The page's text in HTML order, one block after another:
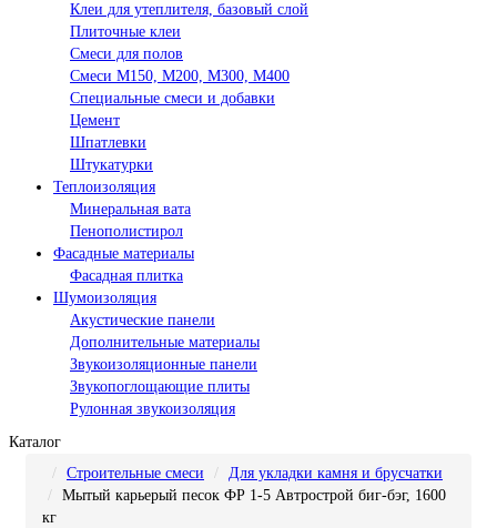
Клеи для утеплителя, базовый слой
Плиточные клеи
Смеси для полов
Смеси М150, М200, М300, М400
Специальные смеси и добавки
Цемент
Шпатлевки
Штукатурки
Теплоизоляция
Минеральная вата
Пенополистирол
Фасадные материалы
Фасадная плитка
Шумоизоляция
Акустические панели
Дополнительные материалы
Звукоизоляционные панели
Звукопоглощающие плиты
Рулонная звукоизоляция
Каталог
Строительные смеси
Для укладки камня и брусчатки
Мытый карьерый песок ФР 1-5 Автрострой биг-бэг, 1600
кг